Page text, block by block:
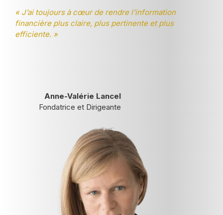
« J’ai toujours à cœur de rendre l’information
financière plus claire, plus pertinente et plus
efficiente. »
Anne-Valérie Lancel
Fondatrice et Dirigeante